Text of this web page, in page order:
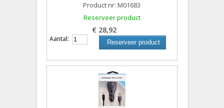
Product nr: M01683
Reserveer product
€ 28,92
Aantal: Reserveer product